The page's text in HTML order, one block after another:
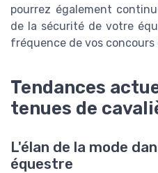
pourrez également
de la sécurité de votre
fréquence de vos concours
Tendances
tenues de
L'élan de la mode
équestre